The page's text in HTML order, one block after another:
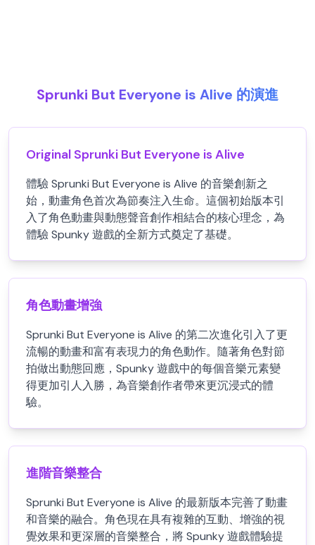
Sprunki But Everyone is Alive 的演進
Original Sprunki But Everyone is Alive
體驗 Sprunki But Everyone is Alive 的音樂創新之
始，動畫角色首次為節奏注入生命。這個初始版本引
入了角色動畫與動態聲音創作相結合的核心理念，為
體驗 Spunky 遊戲的全新方式奠定了基礎。
角色動畫增強
Sprunki But Everyone is Alive 的第二次進化引入了更
流暢的動畫和富有表現力的角色動作。隨著角色對節
拍做出動態回應，Spunky 遊戲中的每個音樂元素變
得更加引人入勝，為音樂創作者帶來更沉浸式的體
驗。
進階音樂整合
Sprunki But Everyone is Alive 的最新版本完善了動畫
和音樂的融合。角色現在具有複雜的互動、增強的視
覺效果和更深層的音樂整合，將 Spunky 遊戲體驗提